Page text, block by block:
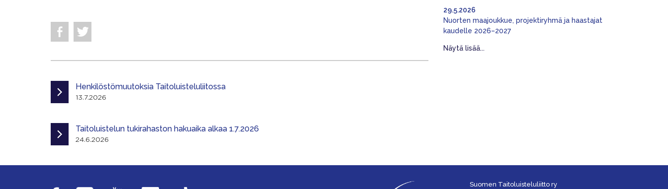
Henkilöstömuutoksia Taitoluisteluliitossa
13.7.2026
Taitoluistelun tukirahaston hakuaika alkaa 1.7.2026
24.6.2026
Nuorten maajoukkue, projektiryhmä ja haastajat
kaudelle 2026–2027
29.5.2026
Näytä lisää...
Suomen Taitoluisteluliitto ry